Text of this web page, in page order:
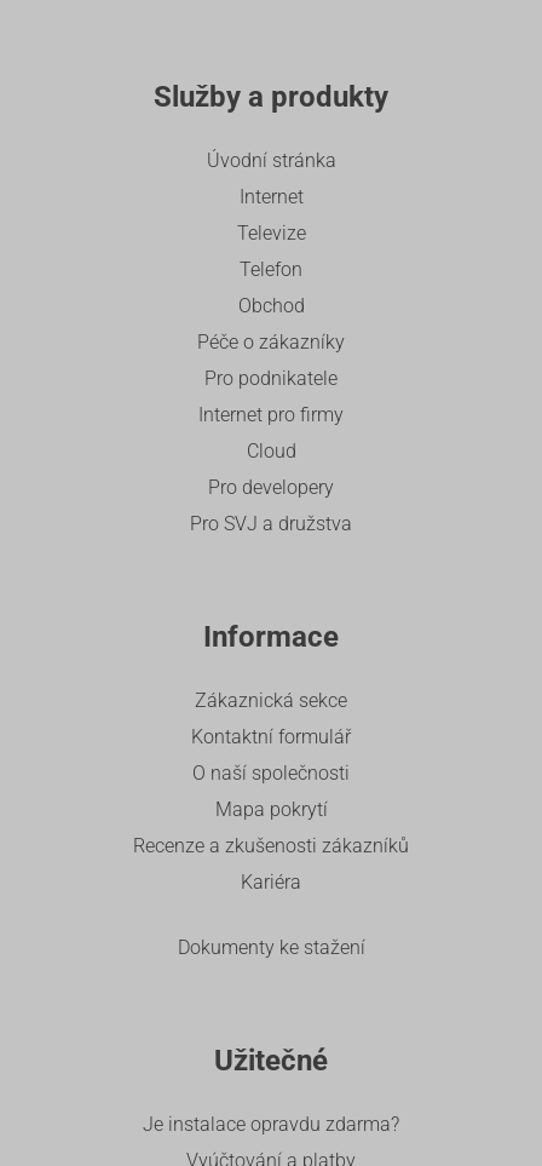
Služby a produkty
Úvodní stránka
Internet
Televize
Telefon
Obchod
Péče o zákazníky
Pro podnikatele
Internet pro firmy
Cloud
Pro developery
Pro SVJ a družstva
Informace
Zákaznická sekce
Kontaktní formulář
O naší společnosti
Mapa pokrytí
Recenze a zkušenosti zákazníků
Kariéra
Dokumenty ke stažení
Užitečné
Je instalace opravdu zdarma?
Vyúčtování a platby